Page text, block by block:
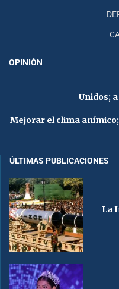
OPINIÓN
Unidos;
Mejorar el clima
ÚLTIMAS PUBLICACIONES
La